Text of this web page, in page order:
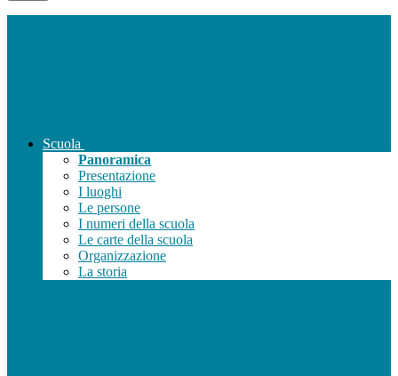
Scuola
Panoramica
Presentazione
I luoghi
Le persone
I numeri della scuola
Le carte della scuola
Organizzazione
La storia